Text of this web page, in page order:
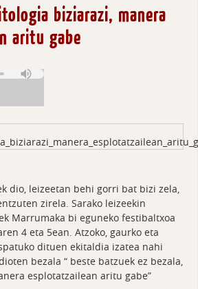
biziarazi, manera
aritu gabe
dio, leizeetan behi gorri bat bizi zela,
zirela. Sarako leizeekin
Marrumaka bi eguneko festibaltxoa
4 eta 5ean. Atzoko, gaurko eta
dituen ekitaldia izatea nahi
bezala “ beste batzuek ez bezala,
esplotatzailean aritu gabe”